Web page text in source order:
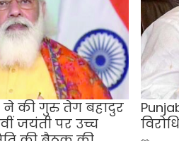
ने की गुरु तेग बहादुर
जयंती पर उच्च